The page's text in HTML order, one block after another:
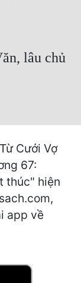
lâu chủ
Cưới Vợ
67:
thúc" hiện
app về